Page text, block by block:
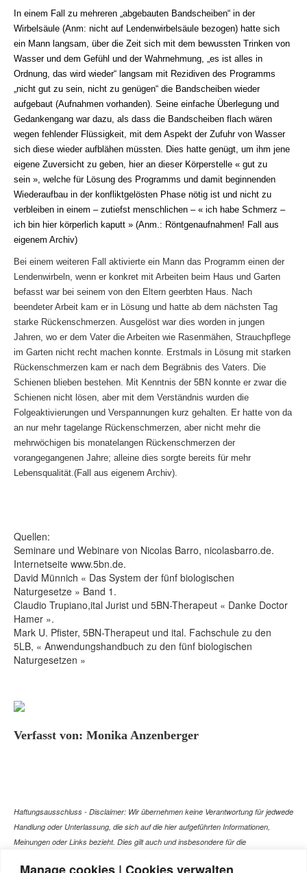
Manage cookies | Cookies verwalten
In einem Fall zu mehreren „abgebauten Bandscheiben“ in der
Wirbelsäule (Anm: nicht auf Lendenwirbelsäule bezogen) hatte sich
ein Mann langsam, über die Zeit sich mit dem bewussten Trinken von
Wasser und dem Gefühl und der Wahrnehmung, „es ist alles in
Ordnung, das wird wieder“ langsam mit Rezidiven des Programms
„nicht gut zu sein, nicht zu genügen“ die Bandscheiben wieder
aufgebaut (Aufnahmen vorhanden). Seine einfache Überlegung und
Gedankengang war dazu, als dass die Bandscheiben flach wären
wegen fehlender Flüssigkeit, mit dem Aspekt der Zufuhr von Wasser
sich diese wieder aufblähen müssten. Dies hatte genügt, um ihm jene
eigene Zuversicht zu geben, hier an dieser Körperstelle « gut zu
sein », welche für Lösung des Programms und damit beginnenden
Wiederaufbau in der konfliktgelösten Phase nötig ist und nicht zu
verbleiben in einem – zutiefst menschlichen – « ich habe Schmerz –
ich bin hier körperlich kaputt » (Anm.: Röntgenaufnahmen! Fall aus
eigenem Archiv)
Bei einem weiteren Fall aktivierte ein Mann das Programm einen der
Lendenwirbeln, wenn er konkret mit Arbeiten beim Haus und Garten
befasst war bei seinem von den Eltern geerbten Haus. Nach
beendeter Arbeit kam er in Lösung und hatte ab dem nächsten Tag
starke Rückenschmerzen. Ausgelöst war dies worden in jungen
Jahren, wo er dem Vater die Arbeiten wie Rasenmähen, Strauchpflege
im Garten nicht recht machen konnte. Erstmals in Lösung mit starken
Rückenschmerzen kam er nach dem Begräbnis des Vaters. Die
Schienen blieben bestehen. Mit Kenntnis der 5BN konnte er zwar die
Schienen nicht lösen, aber mit dem Verständnis wurden die
Folgeaktivierungen und Verspannungen kurz gehalten. Er hatte von da
an nur mehr tagelange Rückenschmerzen, aber nicht mehr die
mehrwöchigen bis monatelangen Rückenschmerzen der
vorangegangenen Jahre; alleine dies sorgte bereits für mehr
Lebensqualität.(Fall aus eigenem Archiv).
Quellen:
Seminare und Webinare von Nicolas Barro, nicolasbarro.de.
Internetseite www.5bn.de.
David Münnich « Das System der fünf biologischen
Naturgesetze » Band 1.
Claudio Trupiano,ital Jurist und 5BN-Therapeut « Danke Doctor
Hamer ».
Mark U. Pfister, 5BN-Therapeut und ital. Fachschule zu den
5LB, « Anwendungshandbuch zu den fünf biologischen
Naturgesetzen »
Verfasst von: Monika Anzenberger
Haftungsausschluss - Disclaimer: Wir übernehmen keine Verantwortung für jedwede
Handlung oder Unterlassung, die sich auf die hier aufgeführten Informationen,
Meinungen oder Links bezieht. Dies gilt auch und insbesondere für die